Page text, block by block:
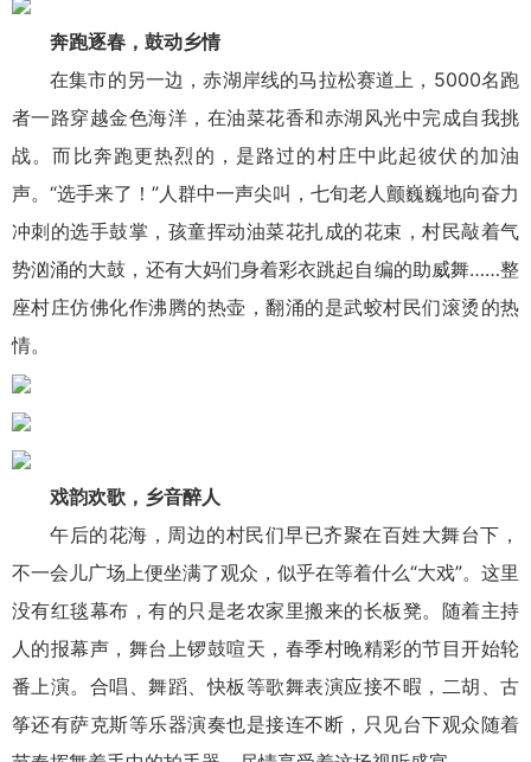
奔跑逐春，鼓动乡情
在集市的另一边，赤湖岸线的马拉松赛道上，5000名跑
者一路穿越金色海洋，在油菜花香和赤湖风光中完成自我挑
战。而比奔跑更热烈的，是路过的村庄中此起彼伏的加油
声。“选手来了！”人群中一声尖叫，七旬老人颤巍巍地向奋力
冲刺的选手鼓掌，孩童挥动油菜花扎成的花束，村民敲着气
势汹涌的大鼓，还有大妈们身着彩衣跳起自编的助威舞……整
座村庄仿佛化作沸腾的热壶，翻涌的是武蛟村民们滚烫的热
情。
戏韵欢歌，乡音醉人
午后的花海，周边的村民们早已齐聚在百姓大舞台下，
不一会儿广场上便坐满了观众，似乎在等着什么“大戏”。这里
没有红毯幕布，有的只是老农家里搬来的长板凳。随着主持
人的报幕声，舞台上锣鼓喧天，春季村晚精彩的节目开始轮
番上演。合唱、舞蹈、快板等歌舞表演应接不暇，二胡、古
筝还有萨克斯等乐器演奏也是接连不断，只见台下观众随着